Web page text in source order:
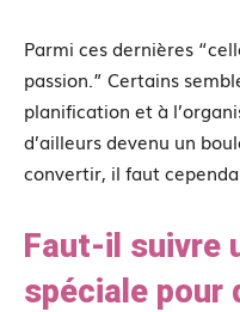
Parmi ces dernières
passion.” Certains
planification et à
d’ailleurs devenu un
convertir, il faut
Faut-il suivre
spéciale pour